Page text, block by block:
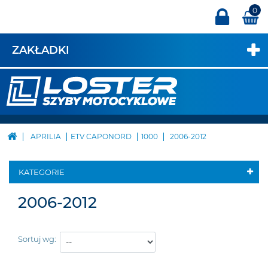
0
ZAKŁADKI
APRILIA ETV CAPONORD 1000 2006-2012
KATEGORIE
2006-2012
Sortuj wg: